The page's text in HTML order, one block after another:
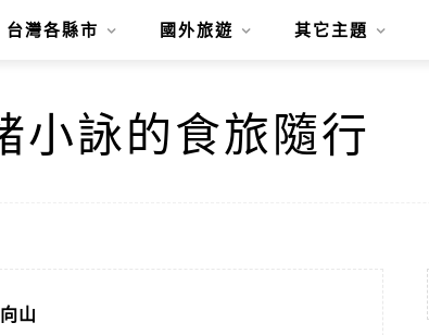
台灣各縣市 國外旅遊 其它主題
向山